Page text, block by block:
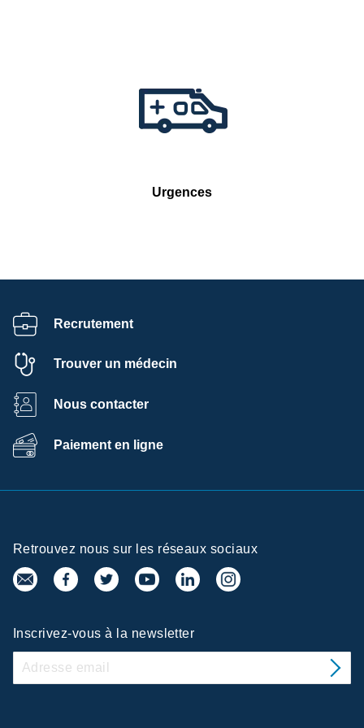
Urgences
Recrutement
Trouver un médecin
Nous contacter
Paiement en ligne
Retrouvez nous sur les réseaux sociaux
Inscrivez-vous à la newsletter